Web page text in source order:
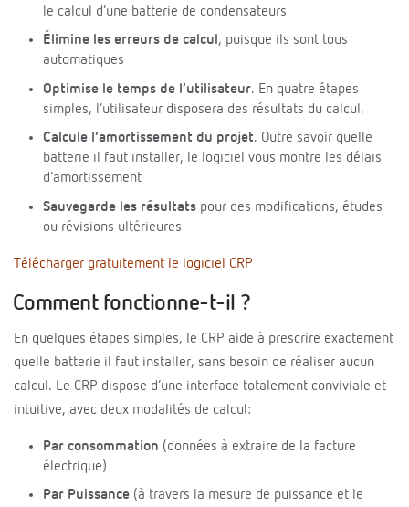
le calcul d’une batterie de condensateurs
Élimine les erreurs de calcul, puisque ils sont tous
automatiques
Optimise le temps de l’utilisateur. En quatre étapes
simples, l’utilisateur disposera des résultats du calcul.
Calcule l’amortissement du projet. Outre savoir quelle
batterie il faut installer, le logiciel vous montre les délais
d’amortissement
Sauvegarde les résultats pour des modifications, études
ou révisions ultérieures
Télécharger gratuitement le logiciel CRP
Comment fonctionne-t-il ?
En quelques étapes simples, le CRP aide à prescrire exactement
quelle batterie il faut installer, sans besoin de réaliser aucun
calcul. Le CRP dispose d’une interface totalement conviviale et
intuitive, avec deux modalités de calcul:
Par consommation (données à extraire de la facture
électrique)
Par Puissance (à travers la mesure de puissance et le